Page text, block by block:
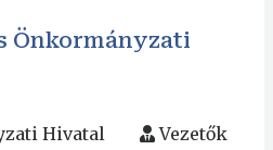
Önkormányzati
Hivatal Vezetők